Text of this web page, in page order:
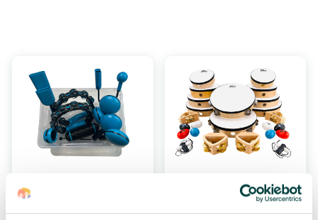
VOLT Percussion-Set
für max. 24 Kinder, 40-
tlg.